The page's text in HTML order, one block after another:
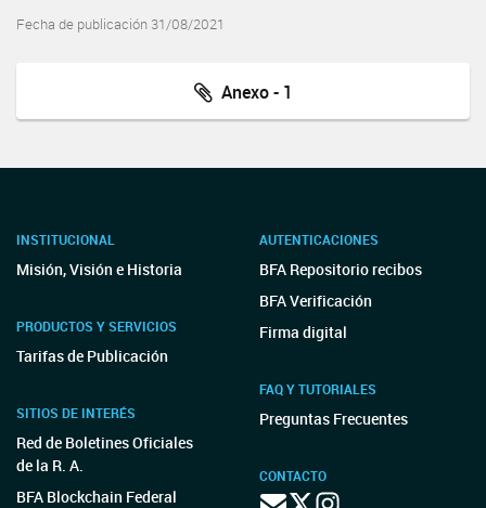
Fecha de publicación 31/08/2021
Anexo - 1
INSTITUCIONAL
Misión, Visión e Historia
PRODUCTOS Y SERVICIOS
Tarifas de Publicación
SITIOS DE INTERÉS
Red de Boletines Oficiales
de la R. A.
BFA Blockchain Federal
AUTENTICACIONES
BFA Repositorio recibos
BFA Verificación
Firma digital
FAQ Y TUTORIALES
Preguntas Frecuentes
CONTACTO